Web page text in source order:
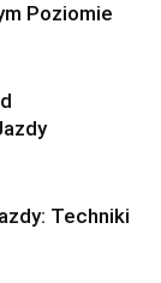
Poziomie
Techniki